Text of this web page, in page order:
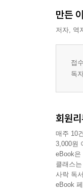
만든
저자, 역
접
독
회원
매주 10
3,000원
eBook은
클래스
사락 독
eBook